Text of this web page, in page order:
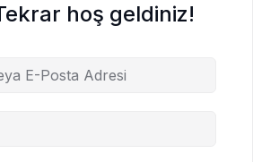
hoş geldiniz!